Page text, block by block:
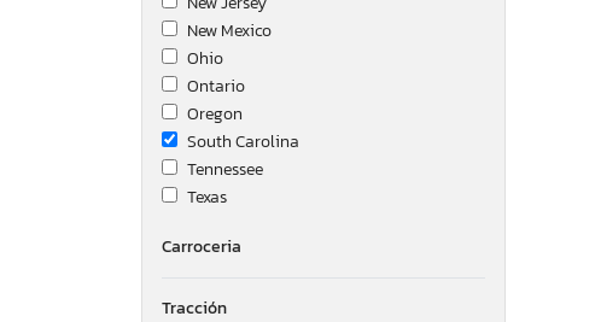
New Mexico
Ohio
Ontario
Oregon
South Carolina
Tennessee
Texas
Washington
Carroceria
Tracción